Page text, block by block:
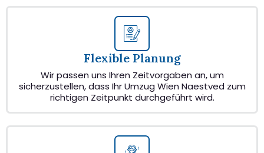
Flexible Planung
Wir passen uns Ihren Zeitvorgaben an, um
sicherzustellen, dass Ihr Umzug Wien Naestved zum
richtigen Zeitpunkt durchgeführt wird.